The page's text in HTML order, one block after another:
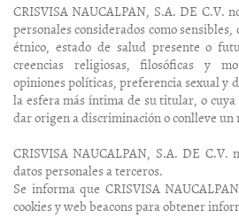
CRISVISA NAUCALPAN, S.A. DE C.V.
personales considerados como
étnico, estado de salud presente o
creencias religiosas, filosóficas y
opiniones políticas, preferencia sexual y
la esfera más íntima de su titular, o
dar origen a discriminación o conlleve un
CRISVISA NAUCALPAN, S.A. DE C.V.
datos personales a terceros.
Se informa que CRISVISA
cookies y web beacons para obtener